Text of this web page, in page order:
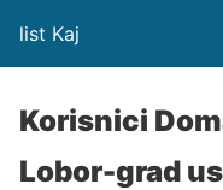
list Kaj
Korisnici
Lobor-grad